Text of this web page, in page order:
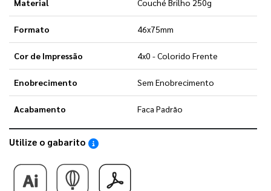
Material Couché Brilho 250g
Formato 46x75mm
Cor de Impressão 4x0 - Colorido Frente
Enobrecimento Sem Enobrecimento
Acabamento Faca Padrão
Utilize o gabarito Saiba como utilizar os nossos gabaritos